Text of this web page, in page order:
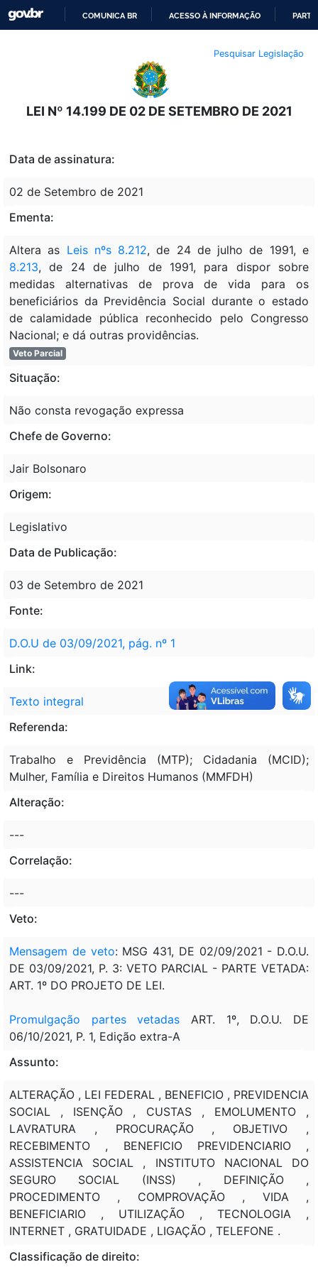
O
CONTEÚDO
COMUNICA BR ACESSO À INFORMAÇÃO
Pesquisar Legislação
LEI Nº 14.199 DE 02 DE SETEMBRO DE 2021
Data de assinatura:
02 de Setembro de 2021
Ementa:
Altera as Leis nºs 8.212, de 24 de julho de 1991, e
8.213, de 24 de julho de 1991, para dispor sobre
medidas alternativas de prova de vida para os
beneficiários da Previdência Social durante o estado
de calamidade pública reconhecido pelo Congresso
Nacional; e dá outras providências.
Veto Parcial
Situação:
Não consta revogação expressa
Chefe de Governo:
Jair Bolsonaro
Origem:
Legislativo
Data de Publicação:
03 de Setembro de 2021
Fonte:
D.O.U de 03/09/2021, pág. nº 1
Link:
Texto integral
Referenda:
Trabalho e Previdência (MTP); Cidadania (MCID);
Mulher, Família e Direitos Humanos (MMFDH)
Alteração:
---
Correlação:
---
Veto:
Mensagem de veto: MSG 431, DE 02/09/2021 - D.O.U.
DE 03/09/2021, P. 3: VETO PARCIAL - PARTE VETADA:
ART. 1º DO PROJETO DE LEI.
Promulgação partes vetadas ART. 1º, D.O.U. DE
06/10/2021, P. 1, Edição extra-A
Assunto:
ALTERAÇÃO , LEI FEDERAL , BENEFICIO , PREVIDENCIA
SOCIAL , ISENÇÃO , CUSTAS , EMOLUMENTO ,
LAVRATURA , PROCURAÇÃO , OBJETIVO ,
RECEBIMENTO , BENEFICIO PREVIDENCIARIO ,
ASSISTENCIA SOCIAL , INSTITUTO NACIONAL DO
SEGURO SOCIAL (INSS) , DEFINIÇÃO ,
PROCEDIMENTO , COMPROVAÇÃO , VIDA ,
BENEFICIARIO , UTILIZAÇÃO , TECNOLOGIA ,
INTERNET , GRATUIDADE , LIGAÇÃO , TELEFONE .
Classificação de direito: